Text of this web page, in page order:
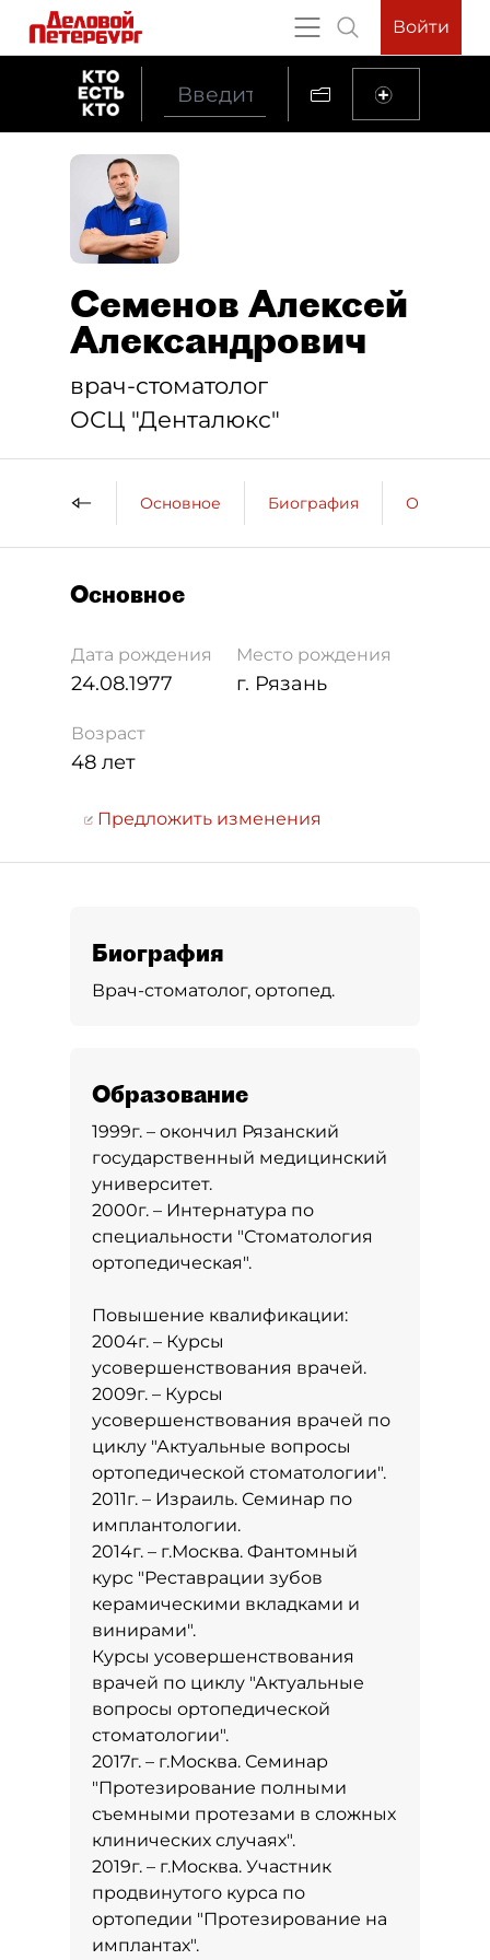
Войти
Семенов Алексей
Александрович
врач-стоматолог
ОСЦ "Денталюкс"
Основное Биография
Основное
Дата рождения
24.08.1977
Место рождения
г. Рязань
Возраст
48 лет
Предложить изменения
Биография
Врач-стоматолог, ортопед.
Образование
1999г. – окончил Рязанский
государственный медицинский
университет.
2000г. – Интернатура по
специальности "Стоматология
ортопедическая".
Повышение квалификации:
2004г. – Курсы
усовершенствования врачей.
2009г. – Курсы
усовершенствования врачей по
циклу "Актуальные вопросы
ортопедической стоматологии".
2011г. – Израиль. Семинар по
имплантологии.
2014г. – г.Москва. Фантомный
курс "Реставрации зубов
керамическими вкладками и
винирами".
Курсы усовершенствования
врачей по циклу "Актуальные
вопросы ортопедической
стоматологии".
2017г. – г.Москва. Семинар
"Протезирование полными
съемными протезами в сложных
клинических случаях".
2019г. – г.Москва. Участник
продвинутого курса по
ортопедии "Протезирование на
имплантах".